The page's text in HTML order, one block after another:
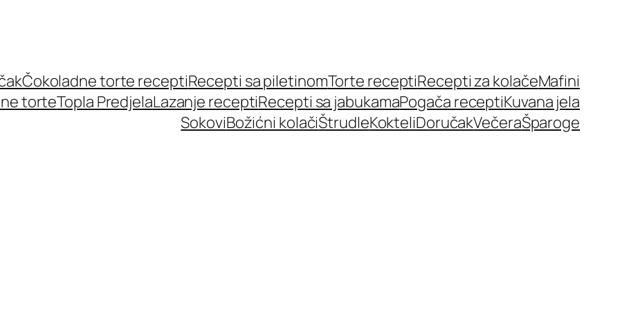
Čokoladne torte receptiRecepti sa piletinomTorte receptiRecepti za kolačeMafini
torteTopla PredjelaLazanje receptiRecepti sa jabukamaPogača receptiKuvana jela
SokoviBožićni kolačiŠtrudleKokteliDoručakVečeraŠparoge